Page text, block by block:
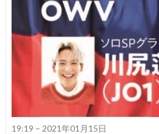
19:19 – 2021年01月15日